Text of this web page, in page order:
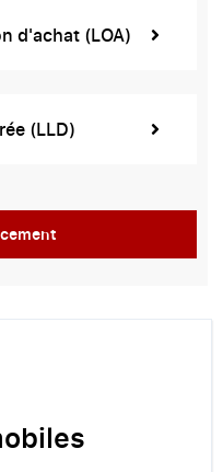
d'achat (LOA)
(LLD)